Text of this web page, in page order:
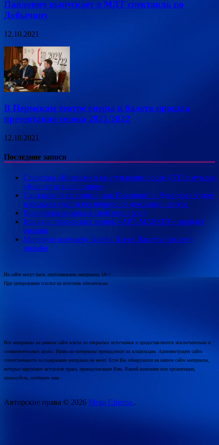
Павлович выпускает в МДТ спектакль по
Добычину
12.10.2021
В Пермском театре оперы и балета прошла
презентация сезона 2021/2022
12.10.2021
Последние записи
Солистка «Винтаж» о выступлении после ДТП с мужем:
«Концерта я не помню»
Садальский вспомнил, как Высоцкий и Демидова чудом
избежали участи погибшего от декорации актера
Волочкова раскрыла свой вес и рост
Конкурс творческих заявок «АРТ-МАРКЕТ» пройдёт
онлайн
Мировую премьеру балета Пьера Лакотта покажут
онлайн
На сайте могут быть опубликованы материалы 18+!
При цитировании ссылка на источник обязательна.
Все материалы на данном сайте взяты из открытых источников и предоставляются исключительно в
ознакомительных целях. Права на материалы принадлежат их владельцам. Администрация сайта
ответственности за содержание материала не несет. Если Вы обнаружили на нашем сайте материалы,
которые нарушают авторские права, принадлежащие Вам, Вашей компании или организации,
пожалуйста, сообщите нам.
Авторские права © 2026 Mega Cinema..